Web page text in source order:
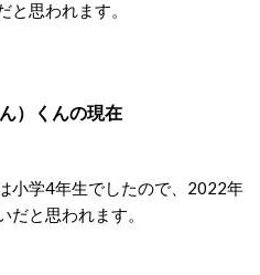
と思われます。
）くんの現在
小学4年生でしたので、 2022年
だと思われます。